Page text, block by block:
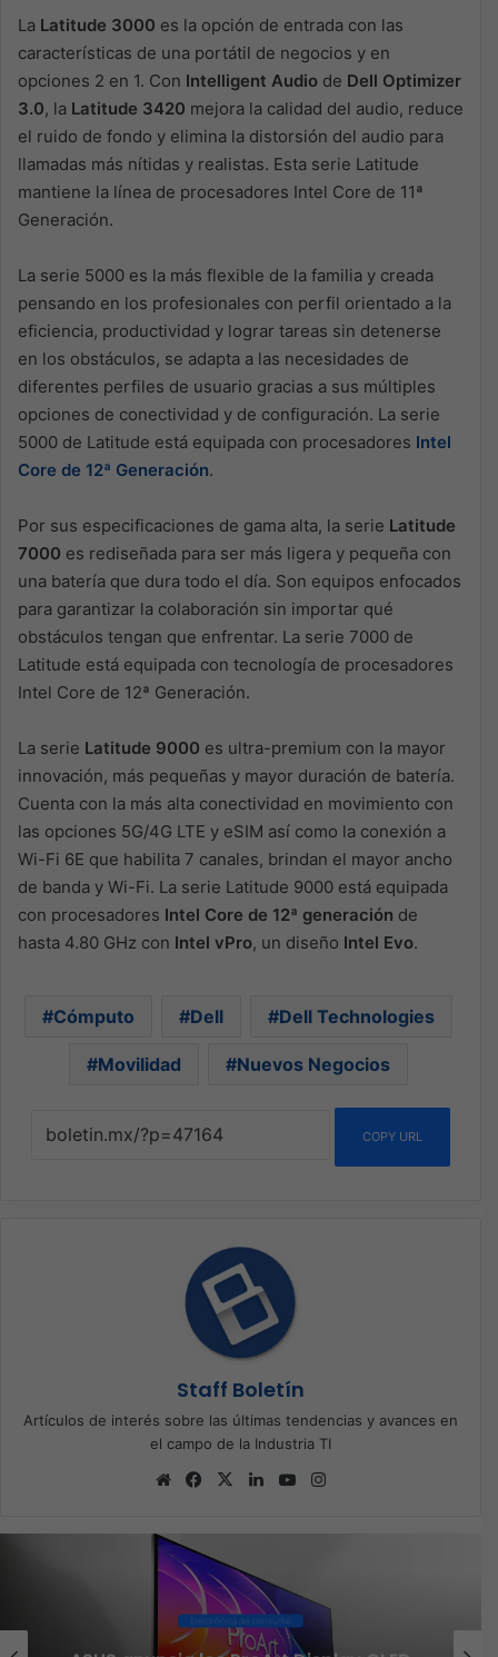
La Latitude 3000 es la opción de entrada con las
características de una portátil de negocios y en
opciones 2 en 1. Con Intelligent Audio de Dell Optimizer
3.0, la Latitude 3420 mejora la calidad del audio, reduce
el ruido de fondo y elimina la distorsión del audio para
llamadas más nítidas y realistas. Esta serie Latitude
mantiene la línea de procesadores Intel Core de 11ª
Generación.
La serie 5000 es la más flexible de la familia y creada
pensando en los profesionales con perfil orientado a la
eficiencia, productividad y lograr tareas sin detenerse
en los obstáculos, se adapta a las necesidades de
diferentes perfiles de usuario gracias a sus múltiples
opciones de conectividad y de configuración. La serie
5000 de Latitude está equipada con procesadores Intel
Core de 12ª Generación.
Por sus especificaciones de gama alta, la serie Latitude
7000 es rediseñada para ser más ligera y pequeña con
una batería que dura todo el día. Son equipos enfocados
para garantizar la colaboración sin importar qué
obstáculos tengan que enfrentar. La serie 7000 de
Latitude está equipada con tecnología de procesadores
Intel Core de 12ª Generación.
La serie Latitude 9000 es ultra-premium con la mayor
innovación, más pequeñas y mayor duración de batería.
Cuenta con la más alta conectividad en movimiento con
las opciones 5G/4G LTE y eSIM así como la conexión a
Wi-Fi 6E que habilita 7 canales, brindan el mayor ancho
de banda y Wi-Fi. La serie Latitude 9000 está equipada
con procesadores Intel Core de 12ª generación de
hasta 4.80 GHz con Intel vPro, un diseño Intel Evo.
Cómputo Dell Dell Technologies
Movilidad Nuevos Negocios
COPY URL
Staff Boletín
Artículos de interés sobre las últimas tendencias y avances en
el campo de la Industria TI
Sitio
Facebook
X LinkedInYouTube
Electrónica de consumo